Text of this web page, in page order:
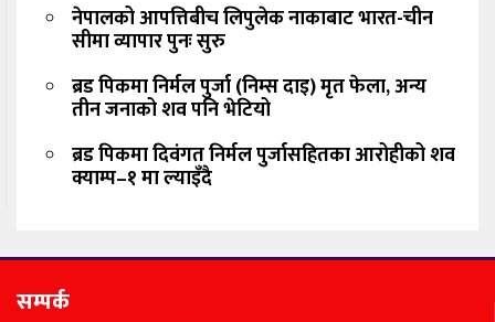
नेपालको आपत्तिबीच लिपुलेक नाकाबाट भारत-चीन
सीमा व्यापार पुनः सुरु
ब्रड पिकमा निर्मल पुर्जा (निम्स दाइ) मृत फेला, अन्य
तीन जनाको शव पनि भेटियो
ब्रड पिकमा दिवंगत निर्मल पुर्जासहितका आरोहीको शव
क्याम्प–१ मा ल्याइँदै
सम्पर्क